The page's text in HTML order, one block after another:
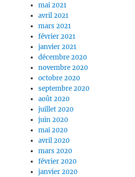
mai 2021
avril 2021
mars 2021
février 2021
janvier 2021
décembre 2020
novembre 2020
octobre 2020
septembre 2020
août 2020
juillet 2020
juin 2020
mai 2020
avril 2020
mars 2020
février 2020
janvier 2020